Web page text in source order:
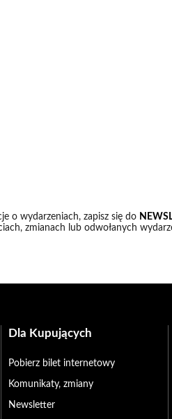
o wydarzeniach, zapisz się do
zmianach lub odwołanych
Dla Kupujących
Pobierz bilet internetowy
Komunikaty, zmiany
Newsletter